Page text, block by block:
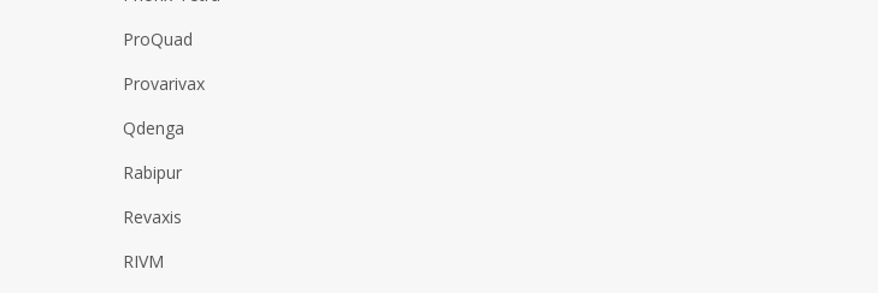
ProQuad
Provarivax
Qdenga
Rabipur
Revaxis
RIVM